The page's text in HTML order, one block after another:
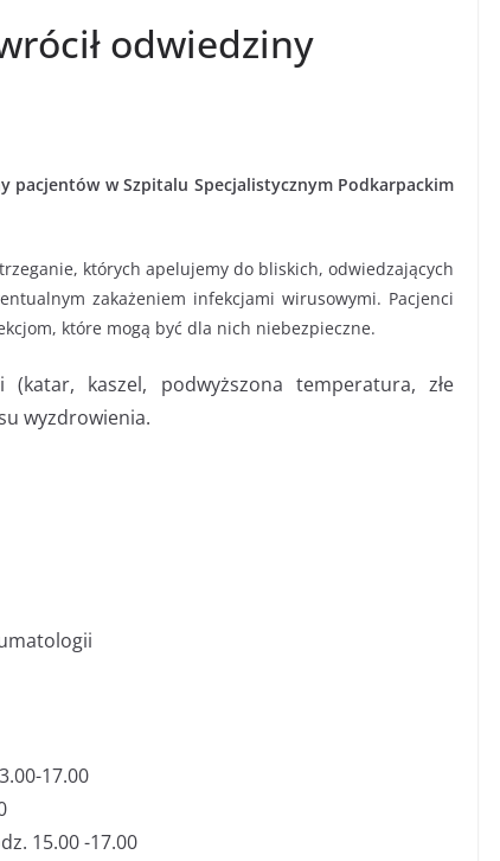
odwiedziny
pacjentów w Szpitalu Specjalistycznym Podkarpackim
których apelujemy do bliskich, odwiedzających
zakażeniem infekcjami wirusowymi. Pacjenci
które mogą być dla nich niebezpieczne.
kaszel, podwyższona temperatura, złe
wyzdrowienia.
17.00
15.00 -17.00